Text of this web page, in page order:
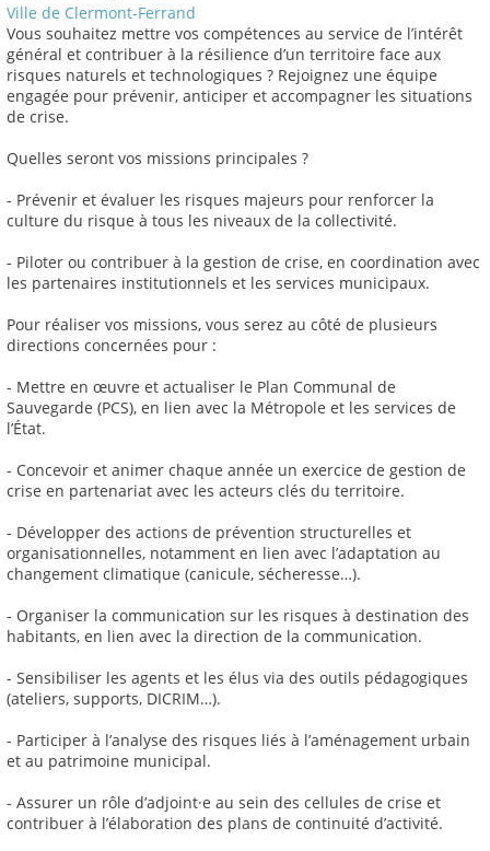
Ville de Clermont-Ferrand
Vous souhaitez mettre vos compétences au service de l’intérêt
général et contribuer à la résilience d’un territoire face aux
risques naturels et technologiques ? Rejoignez une équipe
engagée pour prévenir, anticiper et accompagner les situations
de crise.
Quelles seront vos missions principales ?
- Prévenir et évaluer les risques majeurs pour renforcer la
culture du risque à tous les niveaux de la collectivité.
- Piloter ou contribuer à la gestion de crise, en coordination avec
les partenaires institutionnels et les services municipaux.
Pour réaliser vos missions, vous serez au côté de plusieurs
directions concernées pour :
- Mettre en œuvre et actualiser le Plan Communal de
Sauvegarde (PCS), en lien avec la Métropole et les services de
l’État.
- Concevoir et animer chaque année un exercice de gestion de
crise en partenariat avec les acteurs clés du territoire.
- Développer des actions de prévention structurelles et
organisationnelles, notamment en lien avec l’adaptation au
changement climatique (canicule, sécheresse…).
- Organiser la communication sur les risques à destination des
habitants, en lien avec la direction de la communication.
- Sensibiliser les agents et les élus via des outils pédagogiques
(ateliers, supports, DICRIM…).
- Participer à l’analyse des risques liés à l’aménagement urbain
et au patrimoine municipal.
- Assurer un rôle d’adjoint·e au sein des cellules de crise et
contribuer à l’élaboration des plans de continuité d’activité.